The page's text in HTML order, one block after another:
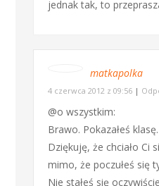
jednak tak, to
matkapolka
4 czerwca 2012 z 09:56 |
@o wszystkim:
Brawo. Pokazałeś klasę.
Dziękuję, że chciało Ci
mimo, że poczułeś się
Nie stałeś się